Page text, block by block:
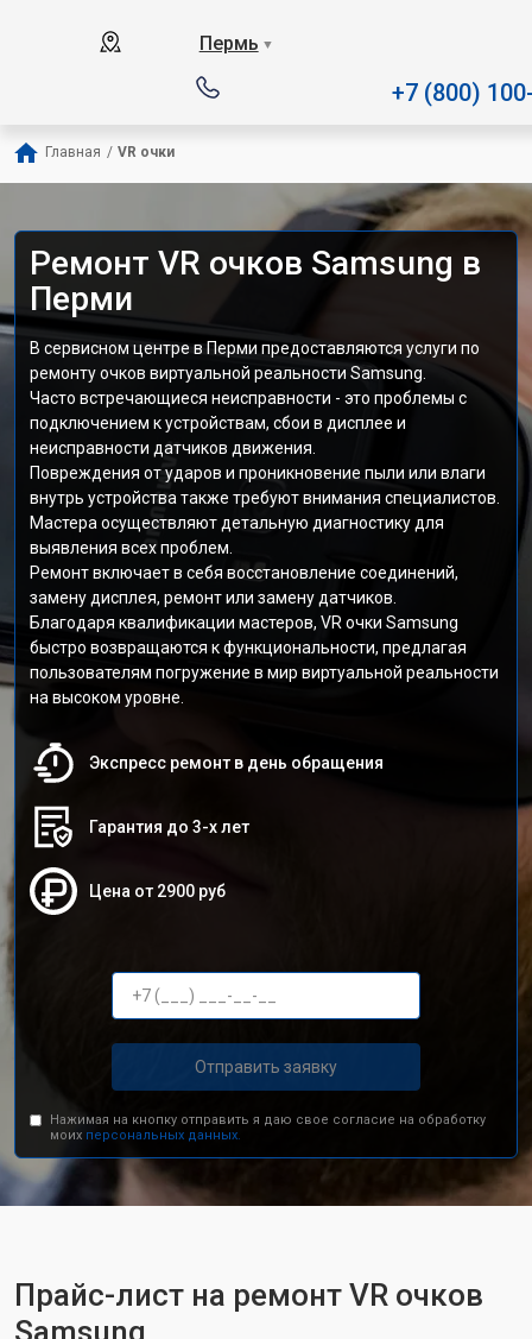
Пермь ▼
+7 (800)
Главная / VR очки
Ремонт VR очков Samsung в
Перми
В сервисном центре в Перми предоставляются услуги по
ремонту очков виртуальной реальности Samsung.
Часто встречающиеся неисправности - это проблемы с
подключением к устройствам, сбои в дисплее и
неисправности датчиков движения.
Повреждения от ударов и проникновение пыли или влаги
внутрь устройства также требуют внимания специалистов.
Мастера осуществляют детальную диагностику для
выявления всех проблем.
Ремонт включает в себя восстановление соединений,
замену дисплея, ремонт или замену датчиков.
Благодаря квалификации мастеров, VR очки Samsung
быстро возвращаются к функциональности, предлагая
пользователям погружение в мир виртуальной реальности
на высоком уровне.
Экспресс ремонт в день обращения
Гарантия до 3-х лет
Цена от 2900 руб
Отправить заявку
Нажимая на кнопку отправить я даю свое согласие на обработку
моих персональных данных.
Прайс-лист на ремонт VR очков
Samsung